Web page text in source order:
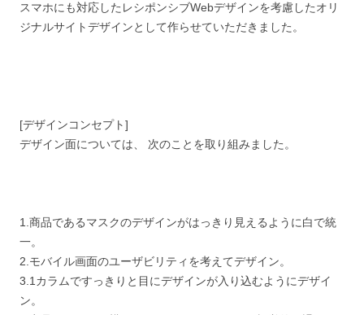
スマホにも対応したレシポンシブWebデザインを考慮したオリ
ジナルサイトデザインとして作らせていただきました。
[デザインコンセプト]
デザイン面については、 次のことを取り組みました。
1.商品であるマスクのデザインがはっきり見えるように白で統
一。
2.モバイル画面のユーザビリティを考えてデザイン。
3.1カラムですっきりと目にデザインが入り込むようにデザイ
ン。